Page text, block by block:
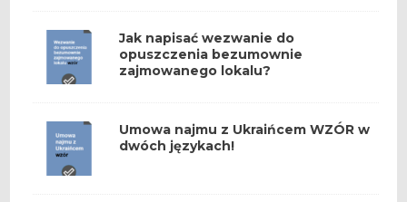
Jak napisać wezwanie do
opuszczenia bezumownie
zajmowanego lokalu?
Umowa najmu z Ukraińcem WZÓR w
dwóch językach!